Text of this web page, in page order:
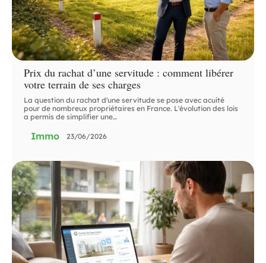
Prix du rachat d’une servitude : comment libérer
votre terrain de ses charges
La question du rachat d'une servitude se pose avec acuité
pour de nombreux propriétaires en France. L'évolution des lois
a permis de simplifier une…
Immo 23/06/2026